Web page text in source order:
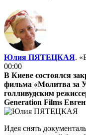
Юлия ПЯТЕЦКАЯ.
00:00
В Киеве состоялся
фильма «Молитва за
голливудским
Generation Films
Идея снять